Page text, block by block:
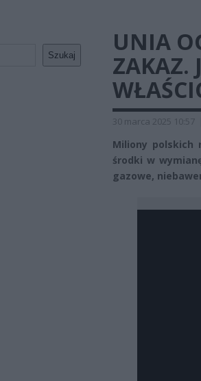
Szukaj
UNIA
ZAKAZ.
30 marca 2025 10:57
Miliony polskich
środki w
gazowe,